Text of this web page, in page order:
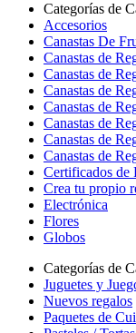
Categorías de
Accesorios
Canastas De
Canastas de
Canastas de
Canastas de
Canastas de
Canastas de
Canastas de
Canastas de
Certificados de
Crea tu propio
Electrónica
Flores
Globos
Categorías de
Juguetes y
Nuevos regalos
Paquetes de